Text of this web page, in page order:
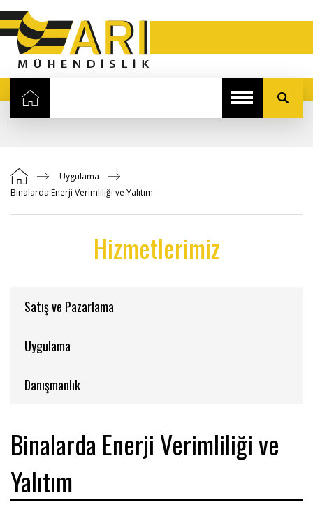
Uygulama
Binalarda Enerji Verimliliği ve Yalıtım
Hizmetlerimiz
Satış ve Pazarlama
Uygulama
Danışmanlık
Binalarda Enerji Verimliliği ve
Yalıtım